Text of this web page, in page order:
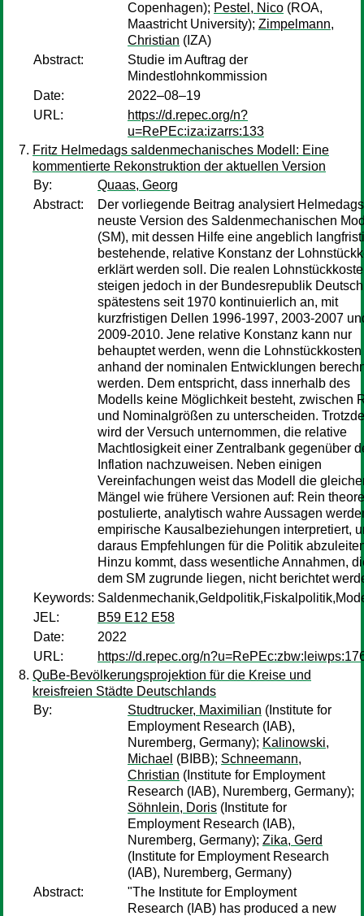
Copenhagen); Pestel, Nico (ROA,
Maastricht University); Zimpelmann,
Christian (IZA)
Abstract:
Studie im Auftrag der
Mindestlohnkommission
Date:
2022–08–19
URL:
https://d.repec.org/n?
u=RePEc:iza:izarrs:133
Fritz Helmedags saldenmechanisches Modell: Eine
kommentierte Rekonstruktion der aktuellen Version
By:
Quaas, Georg
Abstract:
Der vorliegende Beitrag analysiert Helmedags
neuste Version des Saldenmechanischen
(SM), mit dessen Hilfe eine angeblich
bestehende, relative Konstanz der
erklärt werden soll. Die realen
steigen jedoch in der Bundesrepublik
spätestens seit 1970 kontinuierlich an, mit
kurzfristigen Dellen 1996-1997, 2003-2007
2009-2010. Jene relative Konstanz kann nur
behauptet werden, wenn die Lohnstückkosten
anhand der nominalen Entwicklungen
werden. Dem entspricht, dass innerhalb des
Modells keine Möglichkeit besteht, zwischen
und Nominalgrößen zu unterscheiden.
wird der Versuch unternommen, die relative
Machtlosigkeit einer Zentralbank gegenüber
Inflation nachzuweisen. Neben einigen
Vereinfachungen weist das Modell die
Mängel wie frühere Versionen auf: Rein
postulierte, analytisch wahre Aussagen
empirische Kausalbeziehungen interpretiert,
daraus Empfehlungen für die Politik
Hinzu kommt, dass wesentliche Annahmen,
dem SM zugrunde liegen, nicht berichtet
Keywords:
JEL:
B59 E12 E58
Date:
2022
URL:
https://d.repec.org/
QuBe-Bevölkerungsprojektion für die Kreise und
kreisfreien Städte Deutschlands
By:
Studtrucker, Maximilian (Institute for
Employment Research (IAB),
Nuremberg, Germany); Kalinowski,
Michael (BIBB); Schneemann,
Christian (Institute for Employment
Research (IAB), Nuremberg, Germany);
Söhnlein, Doris (Institute for
Employment Research (IAB),
Nuremberg, Germany); Zika, Gerd
(Institute for Employment Research
(IAB), Nuremberg, Germany)
Abstract:
"The Institute for Employment
Research (IAB) has produced a new